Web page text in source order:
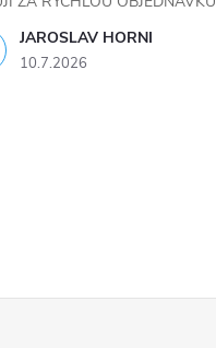
JAROSLAV HORNI
10.7.2026